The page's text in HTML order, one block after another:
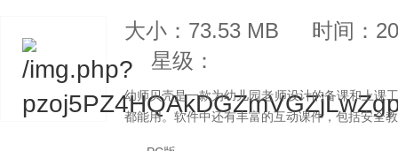
大小：73.53 MB
时间：
星级：
幼师贝壳是一款为幼儿园老师设计的备课和上课
都能用。软件中还有丰富的互动课件，包括安全